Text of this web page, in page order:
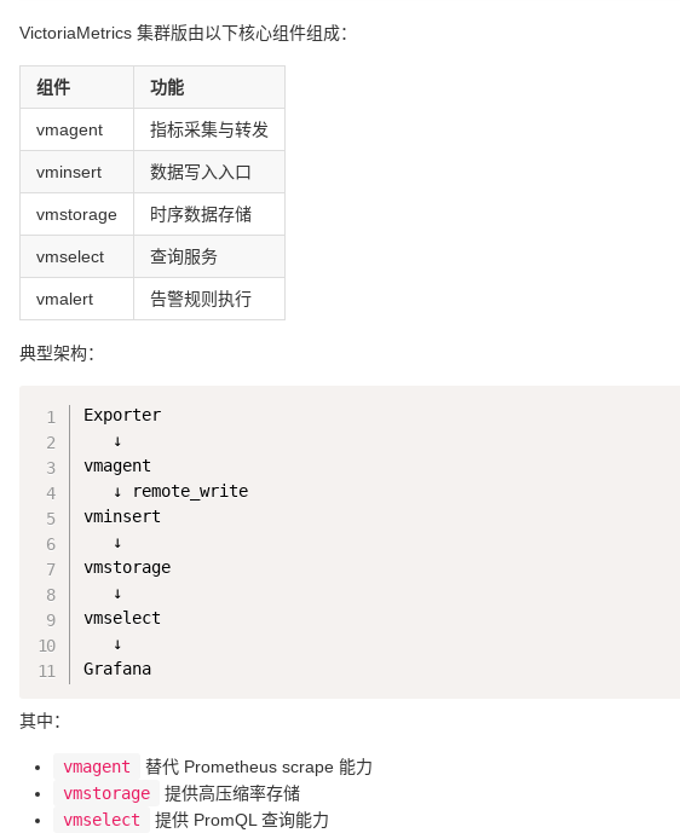
VictoriaMetrics 集群版由以下核心组件组成：
组件 功能
vmagent 指标采集与转发
vminsert 数据写入入口
vmstorage 时序数据存储
vmselect 查询服务
vmalert 告警规则执行
典型架构：
Exporter
   ↓
vmagent
   ↓ remote_write
vminsert
   ↓
vmstorage
   ↓
vmselect
   ↓
Grafana
其中：
vmagent
替代 Prometheus scrape 能力
vmstorage
提供高压缩率存储
vmselect
提供 PromQL 查询能力